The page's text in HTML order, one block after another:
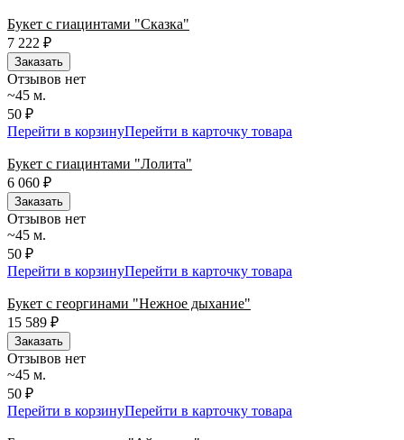
Букет с гиацинтами "Сказка"
7 222 ₽
Заказать
Отзывов нет
~45 м.
50 ₽
Перейти в корзинуПерейти в карточку товара
Букет с гиацинтами "Лолита"
6 060 ₽
Заказать
Отзывов нет
~45 м.
50 ₽
Перейти в корзинуПерейти в карточку товара
Букет с георгинами "Нежное дыхание"
15 589 ₽
Заказать
Отзывов нет
~45 м.
50 ₽
Перейти в корзинуПерейти в карточку товара